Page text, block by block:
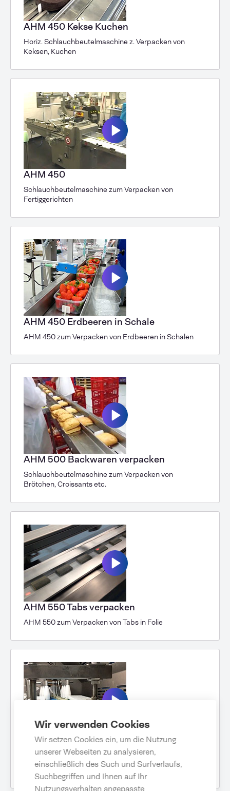
Wir verwenden Cookies
Wir setzen Cookies ein, um die Nutzung
unserer Webseiten zu analysieren,
einschließlich des Such und Surfverlaufs,
Suchbegriffen und Ihnen auf Ihr
Nutzungsverhalten angepasste
AHM 450 Kekse Kuchen
Horiz. Schlauchbeutelmaschine z. Verpacken von
Keksen, Kuchen
AHM 450
Schlauchbeutelmaschine zum Verpacken von
Fertiggerichten
AHM 450 Erdbeeren in Schale
AHM 450 zum Verpacken von Erdbeeren in Schalen
AHM 500 Backwaren verpacken
Schlauchbeutelmaschine zum Ver­packen von
Brötchen, Croissants etc.
AHM 550 Tabs verpacken
AHM 550 zum Verpacken von Tabs in Folie
AHM 550 Flowpacker
Horizontales Verpacken von Tabs Kleinteilen mit hoher
Leistung